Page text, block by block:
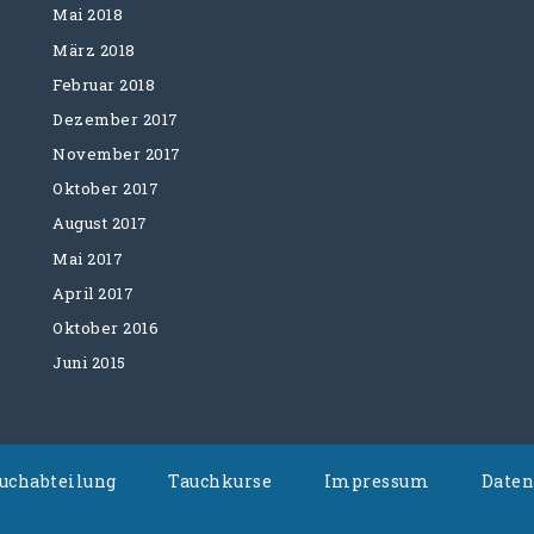
Mai 2018
März 2018
Februar 2018
Dezember 2017
November 2017
Oktober 2017
August 2017
Mai 2017
April 2017
Oktober 2016
Juni 2015
Tauchkurse Impressum